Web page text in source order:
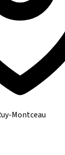
Montceau